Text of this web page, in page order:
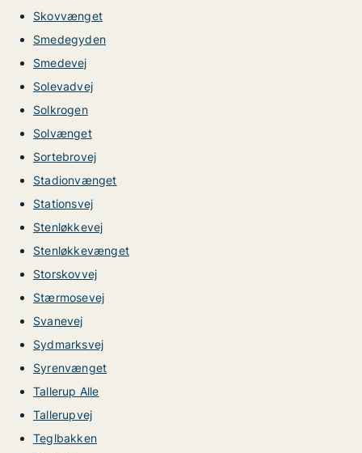
Skovvænget
Smedegyden
Smedevej
Solevadvej
Solkrogen
Solvænget
Sortebrovej
Stadionvænget
Stationsvej
Stenløkkevej
Stenløkkevænget
Storskovvej
Stærmosevej
Svanevej
Sydmarksvej
Syrenvænget
Tallerup Alle
Tallerupvej
Teglbakken